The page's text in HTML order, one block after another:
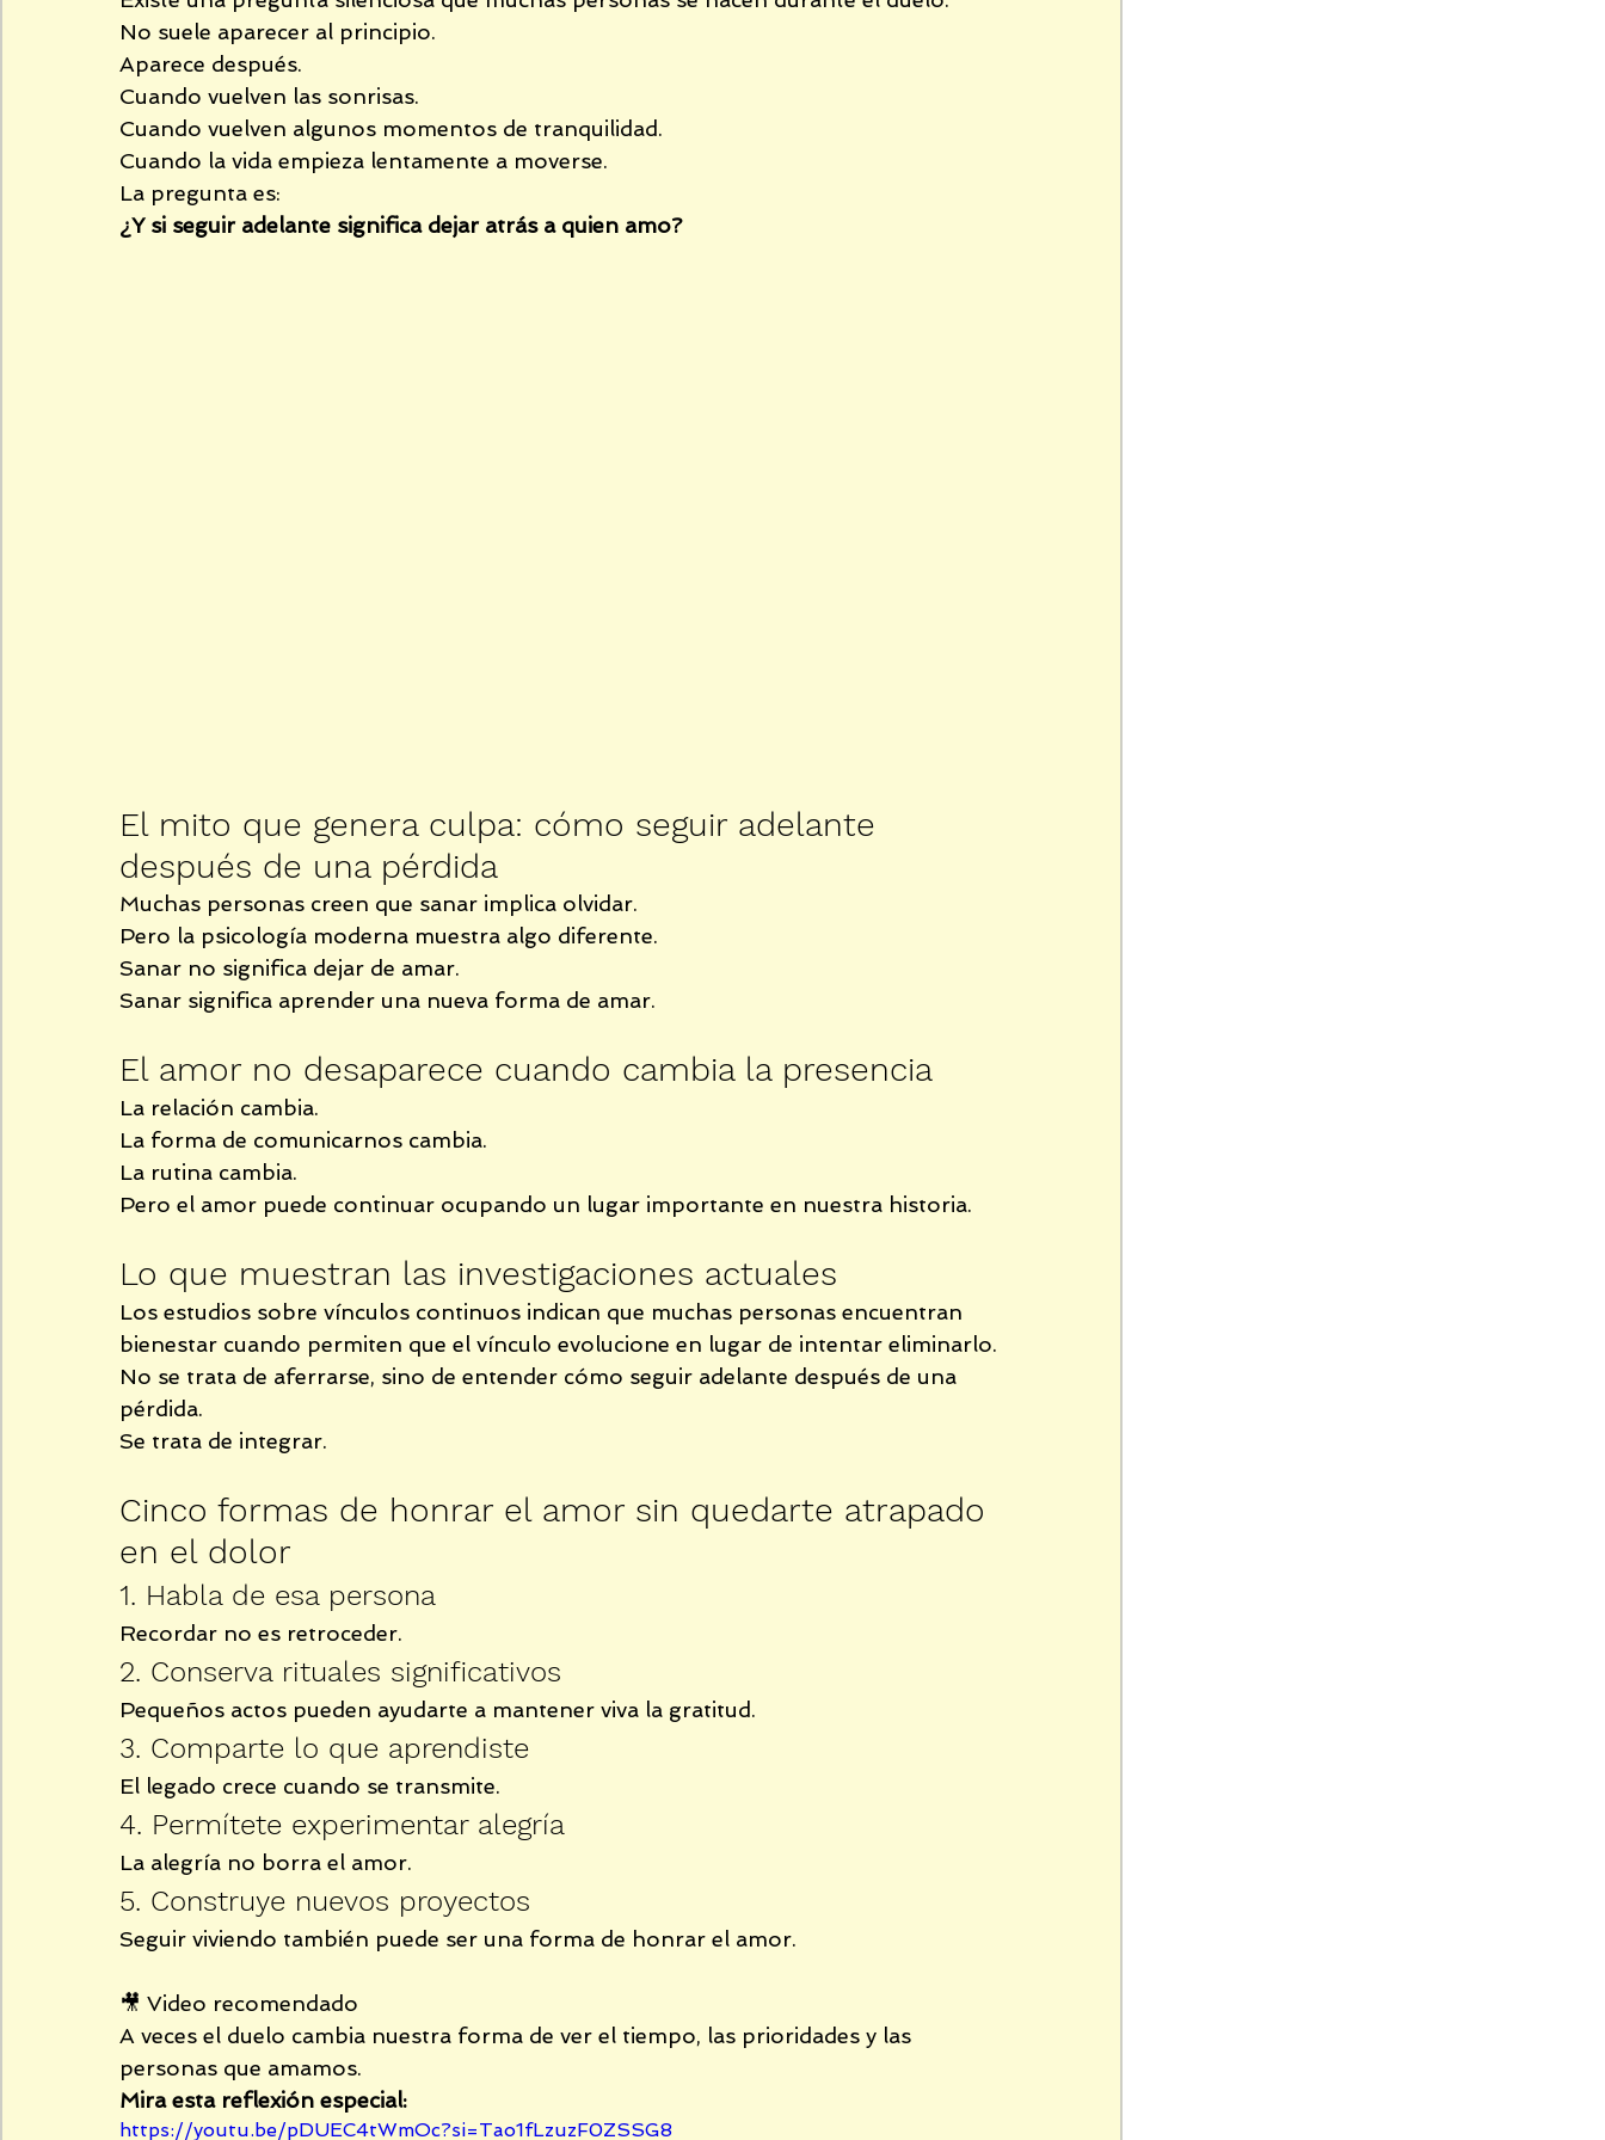
lealtades familiares PNL heridas de la infancia
síntomas herida de abandono herida de abandono
Terapeutas online Terapias básicas programas sociales de bienestar
No suele aparecer al principio.
Aparece después.
Cuando vuelven las sonrisas.
Cuando vuelven algunos momentos de tranquilidad.
Cuando la vida empieza lentamente a moverse.
La pregunta es:
¿Y si seguir adelante significa dejar atrás a quien amo?
El mito que genera culpa: cómo seguir adelante
después de una pérdida
Muchas personas creen que sanar implica olvidar.
Pero la psicología moderna muestra algo diferente.
Sanar no significa dejar de amar.
Sanar significa aprender una nueva forma de amar.
El amor no desaparece cuando cambia la presencia
La relación cambia.
La forma de comunicarnos cambia.
La rutina cambia.
Pero el amor puede continuar ocupando un lugar importante en nuestra historia.
Lo que muestran las investigaciones actuales
Los estudios sobre vínculos continuos indican que muchas personas encuentran
bienestar cuando permiten que el vínculo evolucione en lugar de intentar eliminarlo.
No se trata de aferrarse, sino de entender cómo seguir adelante después de una
pérdida.
Se trata de integrar.
Cinco formas de honrar el amor sin quedarte atrapado
en el dolor
1. Habla de esa persona
Recordar no es retroceder.
2. Conserva rituales significativos
Pequeños actos pueden ayudarte a mantener viva la gratitud.
3. Comparte lo que aprendiste
El legado crece cuando se transmite.
4. Permítete experimentar alegría
La alegría no borra el amor.
5. Construye nuevos proyectos
Seguir viviendo también puede ser una forma de honrar el amor.
🎥 Video recomendado
A veces el duelo cambia nuestra forma de ver el tiempo, las prioridades y las
personas que amamos.
Mira esta reflexión especial:
https://youtu.be/pDUEC4tWmOc?si=Tao1fLzuzF0ZSSG8